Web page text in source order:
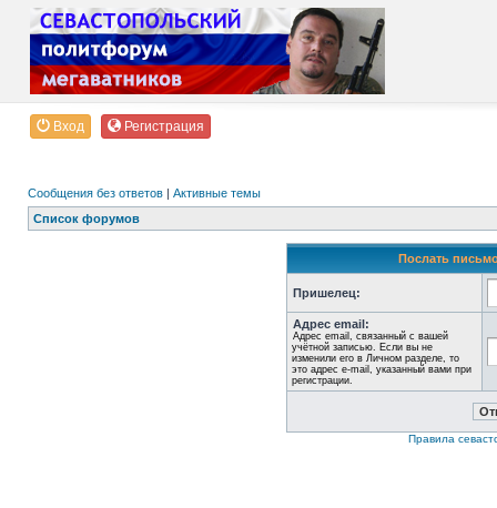
Вход Регистрация
Сообщения без ответов | Активные темы
Список форумов
Послать
Пришелец:
Адрес email:
Адрес email, связанный с вашей
учётной записью. Если вы не
изменили его в Личном разделе, то
это адрес e-mail, указанный вами при
регистрации.
Правила